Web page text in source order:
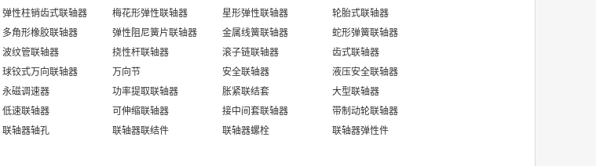
弹性柱销齿式联轴器 梅花形弹性联轴器 星形弹性联轴器
轮胎式联轴器
多角形橡胶联轴器 弹性阻尼簧片联轴器 金属线簧联轴器
蛇形弹簧联轴器
波纹管联轴器 挠性杆联轴器 滚子链联轴器
齿式联轴器
球铰式万向联轴器 万向节 安全联轴器
液压安全联轴器
永磁调速器 功率提取联轴器 胀紧联结套
大型联轴器
低速联轴器 可伸缩联轴器 接中间套联轴器
带制动轮联轴器
联轴器轴孔 联轴器联结件 联轴器螺栓
联轴器弹性件